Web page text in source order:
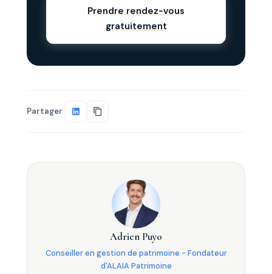
Prendre rendez-vous
gratuitement
Partager
Adrien Puyo
Conseiller en gestion de patrimoine - Fondateur
d'ALAIA Patrimoine